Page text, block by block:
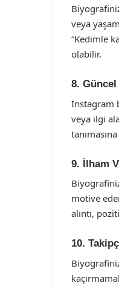
veya
“Kedimle
olabilir.
8.
Instagram
veya ilgi
9. İlham
motive
alıntı,
10.